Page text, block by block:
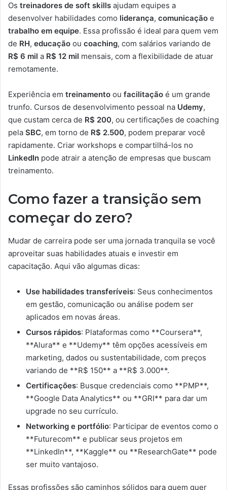
Os treinadores de soft skills ajudam equipes a
desenvolver habilidades como liderança, comunicação e
trabalho em equipe. Essa profissão é ideal para quem vem
de RH, educação ou coaching, com salários variando de
R$ 6 mil a R$ 12 mil mensais, com a flexibilidade de atuar
remotamente.
Experiência em treinamento ou facilitação é um grande
trunfo. Cursos de desenvolvimento pessoal na Udemy,
que custam cerca de R$ 200, ou certificações de coaching
pela SBC, em torno de R$ 2.500, podem preparar você
rapidamente. Criar workshops e compartilhá-los no
LinkedIn pode atrair a atenção de empresas que buscam
treinamento.
Como fazer a transição sem
começar do zero?
Mudar de carreira pode ser uma jornada tranquila se você
aproveitar suas habilidades atuais e investir em
capacitação. Aqui vão algumas dicas:
Use habilidades transferíveis: Seus conhecimentos
em gestão, comunicação ou análise podem ser
aplicados em novas áreas.
Cursos rápidos: Plataformas como **Coursera**,
**Alura** e **Udemy** têm opções acessíveis em
marketing, dados ou sustentabilidade, com preços
variando de **R$ 150** a **R$ 3.000**.
Certificações: Busque credenciais como **PMP**,
**Google Data Analytics** ou **GRI** para dar um
upgrade no seu currículo.
Networking e portfólio: Participar de eventos como o
**Futurecom** e publicar seus projetos em
**LinkedIn**, **Kaggle** ou **ResearchGate** pode
ser muito vantajoso.
Essas profissões são caminhos sólidos para quem quer